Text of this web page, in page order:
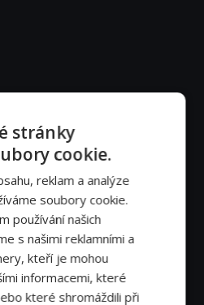
stránky
cookie.
reklam a analýze
soubory cookie.
používání našich
s našimi reklamními a
kteří je mohou
informacemi, které
které shromáždili při